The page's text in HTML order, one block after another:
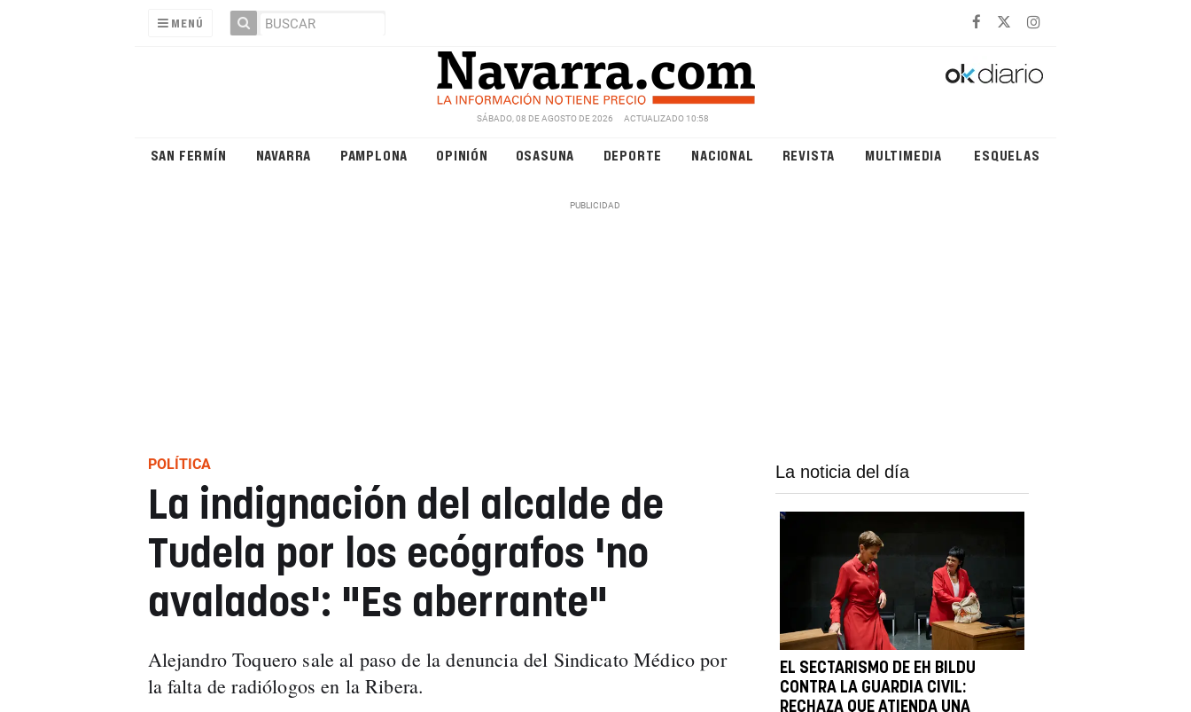
MENÚ
SÁBADO, 08 DE AGOSTO DE 2026 ACTUALIZADO 10:58
SAN FERMÍN NAVARRA PAMPLONA OPINIÓN OSASUNA DEPORTE NACIONAL REVISTA MULTIMEDIA ESQUELAS
POLÍTICA
La indignación del alcalde de
Tudela por los ecógrafos 'no
avalados': "Es aberrante"
Alejandro Toquero sale al paso de la denuncia del Sindicato Médico por
la falta de radiólogos en la Ribera.
La noticia del día
EL SECTARISMO DE EH BILDU
CONTRA LA GUARDIA CIVIL:
RECHAZA QUE ATIENDA UNA